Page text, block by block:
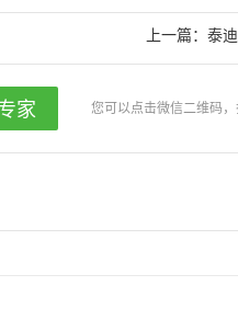
上一篇：泰迪
家 您可以点击微信二维码